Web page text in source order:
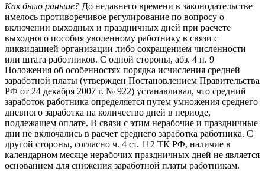
Как было раньше? До недавнего времени в законодательстве
имелось противоречивое регулирование по вопросу о
включении выходных и праздничных дней при расчете
выходного пособия уволенному работнику в связи с
ликвидацией организации либо сокращением численности
или штата работников. С одной стороны, абз. 4 п. 9
Положения об особенностях порядка исчисления средней
заработной платы (утвержден Постановлением Правительства
РФ от 24 декабря 2007 г. № 922) устанавливал, что средний
заработок работника определяется путем умножения среднего
дневного заработка на количество дней в периоде,
подлежащем оплате. В связи с этим нерабочие и праздничные
дни не включались в расчет среднего заработка работника. С
другой стороны, согласно ч. 4 ст. 112 ТК РФ, наличие в
календарном месяце нерабочих праздничных дней не является
основанием для снижения заработной платы работникам.